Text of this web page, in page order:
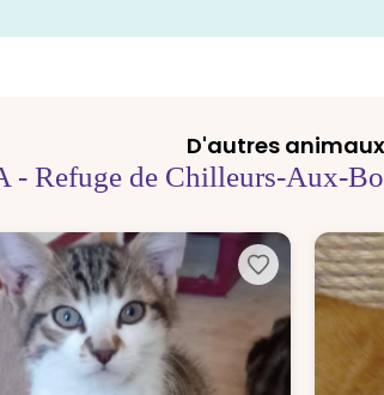
D'autres
- Refuge de Chilleurs-Aux-